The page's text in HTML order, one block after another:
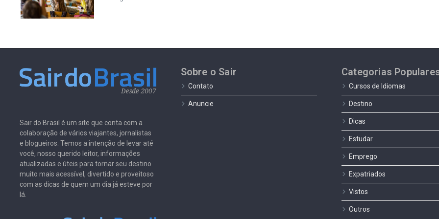
Sair do Brasil é um site que conta com a
colaboração de vários viajantes, jornalistas
e blogueiros. Temos a intenção de levar até
você, nosso querido leitor, informações
atualizadas e úteis para tornar seu destino
muito mais acessível, divertido e proveitoso
com as dicas de quem um dia já esteve por
lá.
Sobre o Sair
Contato
Anuncie
Categorias
Cursos de Idiomas
Destino
Dicas
Estudar
Emprego
Expatriados
Vistos
Outros